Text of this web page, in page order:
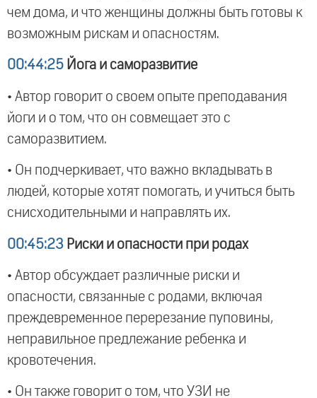
чем дома, и что женщины должны быть готовы к
возможным рискам и опасностям.
00:44:25 Йога и саморазвитие
• Автор говорит о своем опыте преподавания
йоги и о том, что он совмещает это с
саморазвитием.
• Он подчеркивает, что важно вкладывать в
людей, которые хотят помогать, и учиться быть
снисходительными и направлять их.
00:45:23 Риски и опасности при родах
• Автор обсуждает различные риски и
опасности, связанные с родами, включая
преждевременное перерезание пуповины,
неправильное предлежание ребенка и
кровотечения.
• Он также говорит о том, что УЗИ не